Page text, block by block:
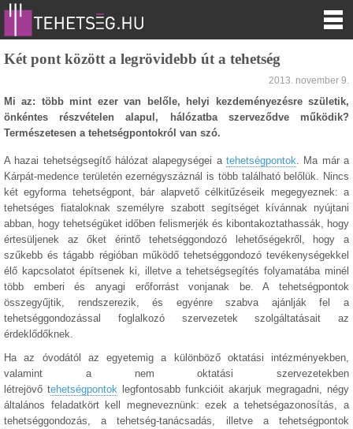
Két pont között a legrövidebb út a tehetség
2013. november 9.
Mi az: több mint ezer van belőle, helyi kezdeményezésre születik,
önkéntes részvételen alapul, hálózatba szerveződve működik?
Természetesen a tehetségpontokról van szó.
A hazai tehetségsegítő hálózat alapegységei a tehetségpontok. Ma már a
Kárpát-medence területén ezernégyszáznál is több található belőlük. Nincs
két egyforma tehetségpont, bár alapvető célkitűzéseik megegyeznek: a
tehetséges fiataloknak személyre szabott segítséget kívánnak nyújtani
abban, hogy tehetségüket időben felismerjék és kibontakoztathassák, hogy
értesüljenek az őket érintő tehetséggondozó lehetőségekről, hogy a
szűkebb és tágabb régióban működő tehetséggondozó tevékenységekkel
élő kapcsolatot építsenek ki, illetve a tehetségsegítés folyamatába minél
több emberi és anyagi erőforrást vonjanak be. A tehetségpontok
összegyűjtik, rendszerezik, és egyénre szabva ajánlják fel a
tehetséggondozással foglalkozó szervezetek szolgáltatásait az
érdeklődőknek.
Ha az óvodától az egyetemig a különböző oktatási intézményekben,
valamint a nem oktatási szervezetekben
létrejövő tehetségpontok legfontosabb funkcióit akarjuk megragadni, négy
általános feladatkört kell megneveznünk: ezek a tehetségazonosítás, a
tehetséggondozás, a tehetség-tanácsadás, illetve a tehetségpontok